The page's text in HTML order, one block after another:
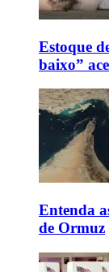
Estoque
baixo”
Entenda
de Ormuz